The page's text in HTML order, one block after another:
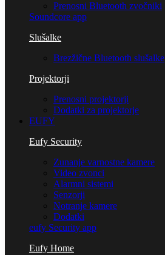
Prenosni Bluetooth zvočniki
Soundcore app
Slušalke
Brezžične Bluetooth slušalke
Projektorji
Prenosni projektorji
Dodatki za projektorje
EUFY
Eufy Security
Zunanje varnostne kamere
Video zvonci
Alarmni sistemi
Senzorji
Notranje kamere
Dodatki
eufy Security app
Eufy Home